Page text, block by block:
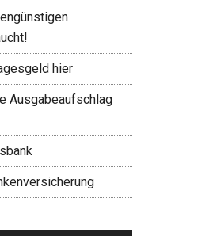
hier
Ausgabeaufschlag